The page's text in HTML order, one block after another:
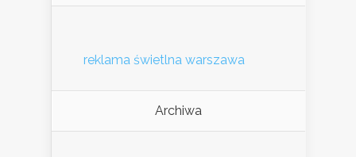
reklama świetlna warszawa
Archiwa